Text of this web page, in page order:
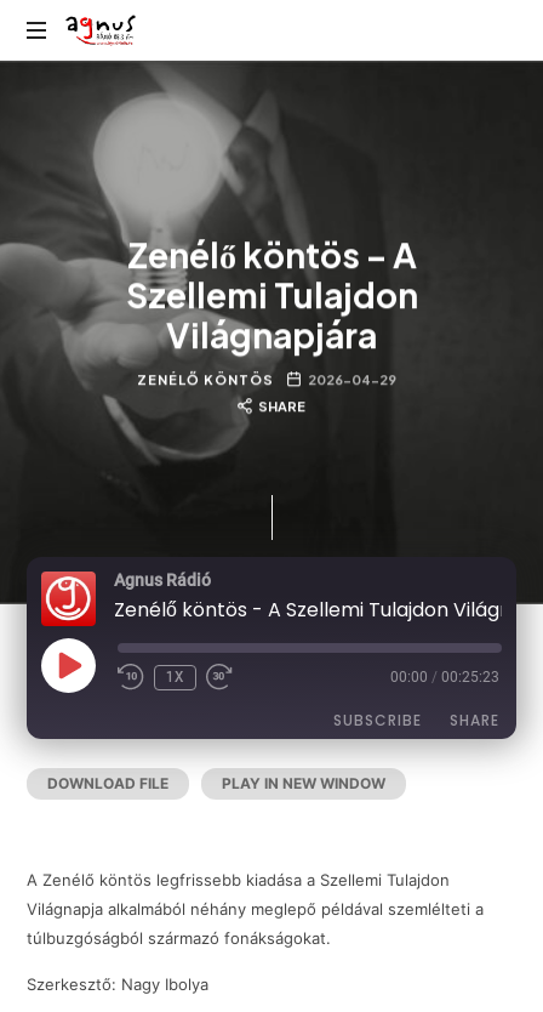
Agnus
közösségi
rádiója
Zenélő köntös – A
Szellemi Tulajdon
Világnapjára
ZENÉLŐ KÖNTÖS
2026-04-29
SHARE
Agnus Rádió
Zenélő köntös - A Szellemi Tulajdon Világnapjára
PLAY
EPISODE 1X 00:00 / 00:25:23
SUBSCRIBE SHARE
SHARE
DOWNLOAD FILE | PLAY IN NEW WINDOW
A Zenélő köntös legfrissebb kiadása a Szellemi Tulajdon
Világnapja alkalmából néhány meglepő példával szemlélteti a
túlbuzgóságból származó fonákságokat.
Szerkesztő: Nagy Ibolya